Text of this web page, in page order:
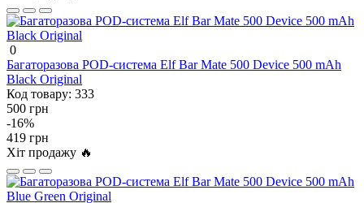
0
Багаторазова POD-система Elf Bar Mate 500 Device 500 mAh
Black Original
Код товару: 333
500 грн
-16%
419 грн
Хіт продажу 🔥